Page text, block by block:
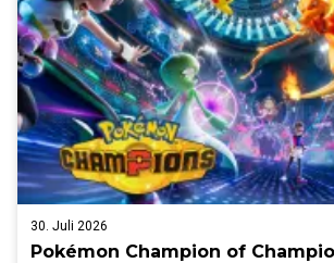
30. Juli 2026
Pokémon Champion of